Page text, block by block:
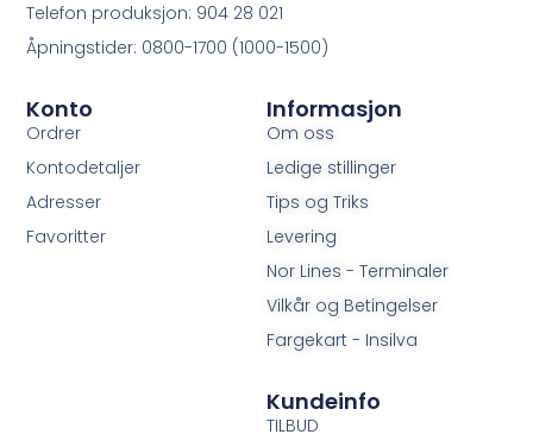
Informasjon
Om oss
Ledige stillinger
Tips og Triks
Levering
Nor Lines - Terminaler
Vilkår og Betingelser
Fargekart - Insilva
Konto
Ordrer
Kontodetaljer
Adresser
Favoritter
Kundeinfo
TILBUD
Telefon produksjon: 904 28 021
Åpningstider: 0800-1700 (1000-1500)